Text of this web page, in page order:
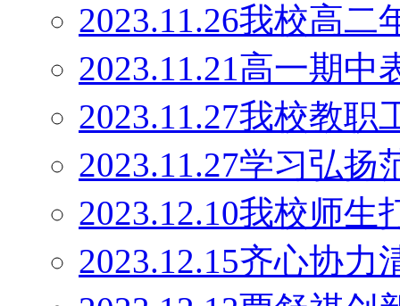
2023.11.26我校高
2023.11.21高一期中
2023.11.27我校教
2023.11.27学习弘
2023.12.10我校师生
2023.12.15齐心协力